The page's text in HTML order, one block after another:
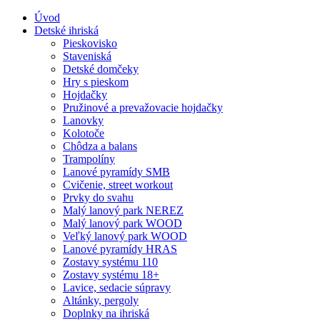
Úvod
Detské ihriská
Pieskovisko
Staveniská
Detské domčeky
Hry s pieskom
Hojdačky
Pružinové a prevažovacie hojdačky
Lanovky
Kolotoče
Chôdza a balans
Trampolíny
Lanové pyramídy SMB
Cvičenie, street workout
Prvky do svahu
Malý lanový park NEREZ
Malý lanový park WOOD
Veľký lanový park WOOD
Lanové pyramídy HRAS
Zostavy systému 110
Zostavy systému 18+
Lavice, sedacie súpravy
Altánky, pergoly
Doplnky na ihriská